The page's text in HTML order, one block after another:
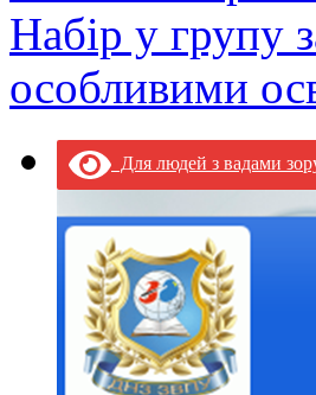
Набір у групу
особливими
Для людей з вадами